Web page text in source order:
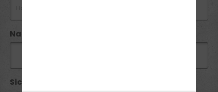
Nachricht
Sicherheitsabfrage *: